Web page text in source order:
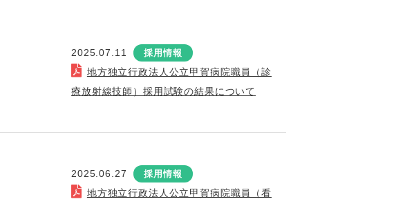
2025.07.11 採用情報
地方独立行政法人公立甲賀病院職員（診
療放射線技師）採用試験の結果について
2025.06.27 採用情報
地方独立行政法人公立甲賀病院職員（看